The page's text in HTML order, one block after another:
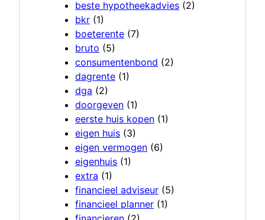
beste hypotheekadvies (2)
bkr (1)
boeterente (7)
bruto (5)
consumentenbond (2)
dagrente (1)
dga (2)
doorgeven (1)
eerste huis kopen (1)
eigen huis (3)
eigen vermogen (6)
eigenhuis (1)
extra (1)
financieel adviseur (5)
financieel planner (1)